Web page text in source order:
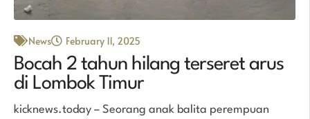
News February 11, 2025
Bocah 2 tahun hilang terseret arus
di Lombok Timur
kicknews.today – Seorang anak balita perempuan